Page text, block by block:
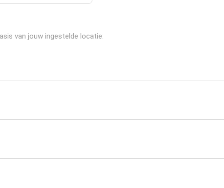
van jouw ingestelde locatie: